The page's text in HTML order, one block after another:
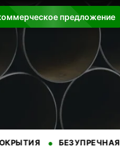
предложение
• БЕЗУПРЕЧНАЯ